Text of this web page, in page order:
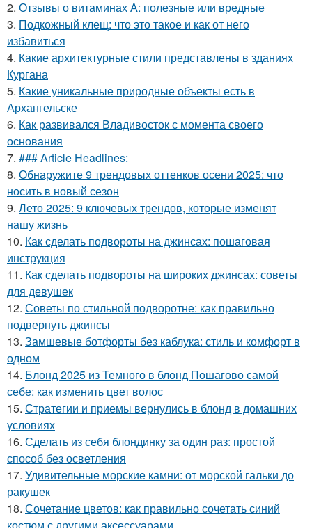
2. Отзывы о витаминах А: полезные или вредные
3. Подкожный клещ: что это такое и как от него
избавиться
4. Какие архитектурные стили представлены в зданиях
Кургана
5. Какие уникальные природные объекты есть в
Архангельске
6. Как развивался Владивосток с момента своего
основания
7. ### Article Headlines:
8. Обнаружите 9 трендовых оттенков осени 2025: что
носить в новый сезон
9. Лето 2025: 9 ключевых трендов, которые изменят
нашу жизнь
10. Как сделать подвороты на джинсах: пошаговая
инструкция
11. Как сделать подвороты на широких джинсах: советы
для девушек
12. Советы по стильной подворотне: как правильно
подвернуть джинсы
13. Замшевые ботфорты без каблука: стиль и комфорт в
одном
14. Блонд 2025 из Темного в блонд Пошагово самой
себе: как изменить цвет волос
15. Стратегии и приемы вернулись в блонд в домашних
условиях
16. Сделать из себя блондинку за один раз: простой
способ без осветления
17. Удивительные морские камни: от морской гальки до
ракушек
18. Сочетание цветов: как правильно сочетать синий